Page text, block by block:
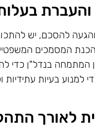
להסכם, יש
המסמכים
המתמחה בנדל"ן כדי
למנוע בעיות
לאורך